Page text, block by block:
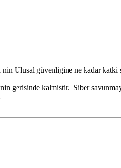
Ulusal güvenligine ne kadar katki
gerisinde kalmistir. Siber